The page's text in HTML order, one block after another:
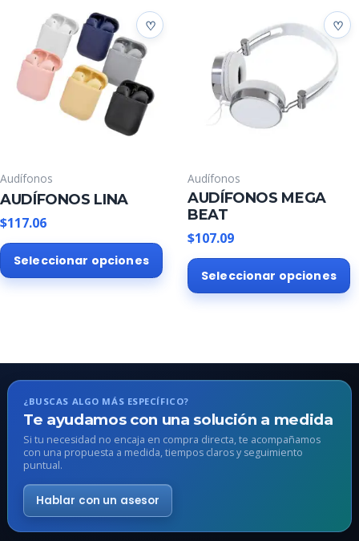
variantes.
opciones
página
producto
Audífonos
AUDÍFONOS LINA
$117.06
Seleccionar opciones
Este
producto
tiene
múltiples
opciones
se
pueden
elegir
en
la
producto
Audífonos
AUDÍFONOS MEGA
BEAT
$107.09
Seleccionar opciones
¿BUSCAS ALGO MÁS ESPECÍFICO?
Te ayudamos con una solución a medida
Si tu necesidad no encaja en compra directa, te acompañamos
con una propuesta a medida, tiempos claros y seguimiento
puntual.
Hablar con un asesor